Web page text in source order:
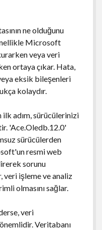
ne olduğunu
Microsoft
veya veri
ortaya çıkar. Hata,
eksik bileşenleri
kolaydır.
ilk adım, sürücülerinizi
'Ace.Oledb.12.0'
sürücülerden
resmi web
sorunu
veri işleme ve analiz
olmasını sağlar.
veri
Veritabanı